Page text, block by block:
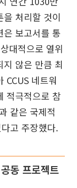
처리할 것이
은 보고서를 통
대적으로 열위
않은 만큼 최
CCUS 네트워
적극적으로 참
같은 국제적
고 주장했다.
동 프로젝트